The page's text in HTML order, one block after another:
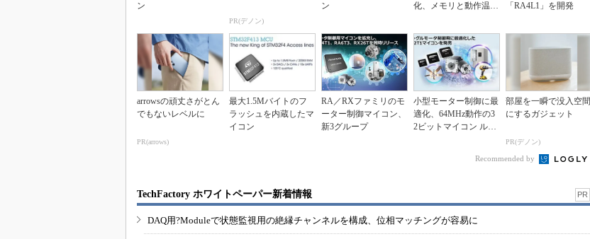
ン
PR(デノン)
ン
化、メモリと動作温度
「RA4L1」を開発
arrowsの頑丈さがとん
でもないレベルに
PR(arrows)
最大1.5Mバイトのフ
ラッシュを内蔵したマ
イコン
RA／RXファミリのモ
ーター制御マイコン、
新3グループ
小型モーター制御に最
適化、64MHz動作の3
2ビットマイコン ルネ
部屋を一瞬で没入空間
にするガジェット
PR(デノン)
Recommended by
TechFactory ホワイトペーパー新着情報 PR
DAQ用?Moduleで状態監視用の絶縁チャンネルを構成、位相マッチングが容易に